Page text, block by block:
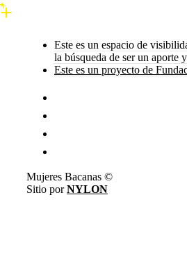
Este es un espacio de
la búsqueda de ser un aporte
Este es un proyecto de
Mujeres Bacanas ©
Sitio porNYLON